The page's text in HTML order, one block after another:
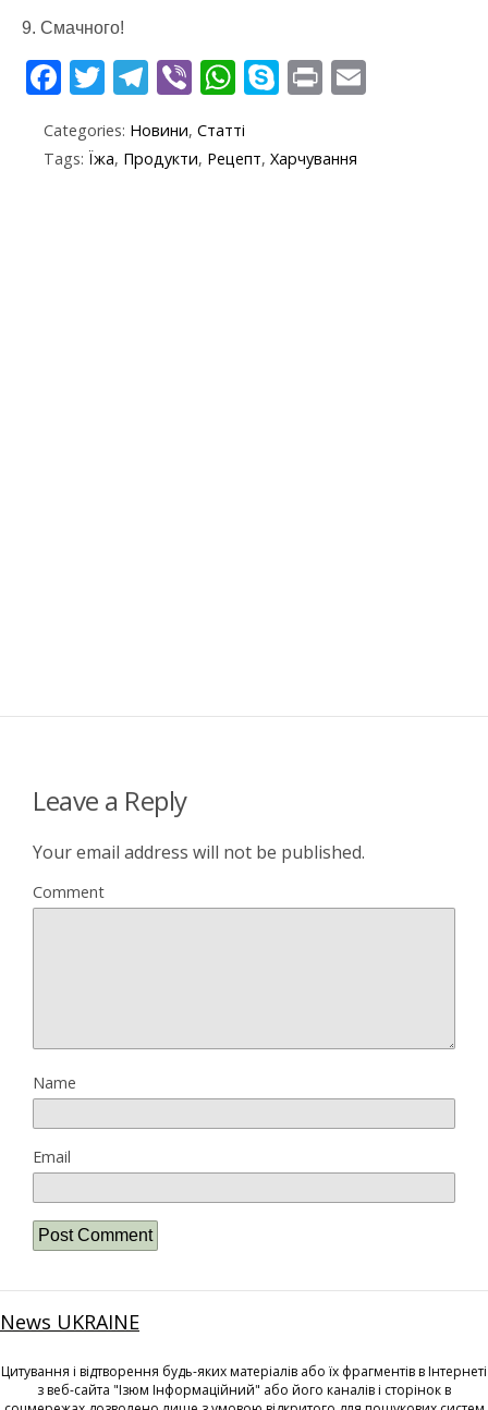
9. Смачного!
F
e
b
T
itt
er
T
e
gr
Vi
er
W
at
S
y
p
Pr
t
Categories: Новини, Статті
Tags: Їжа, Продукти, Рецепт, Харчування
Leave a Reply
Your email address will not be published.
Comment
Name
Email
News UKRAINE
Цитування і відтворення будь-яких матеріалів або їх фрагментів в Інтернеті
з веб-сайта "Ізюм Інформаційний" або його каналів і сторінок в